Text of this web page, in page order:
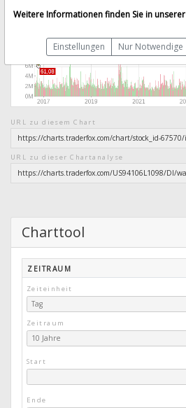
URL zu diesem Chart
URL zu dieser Chartanalyse
Charttool
ZEITRAUM
Zeiteinheit
Tag
Zeitraum
10 Jahre
Start
Ende
Weitere Informationen finden Sie in unserer
Einstellungen Nur Notwendige